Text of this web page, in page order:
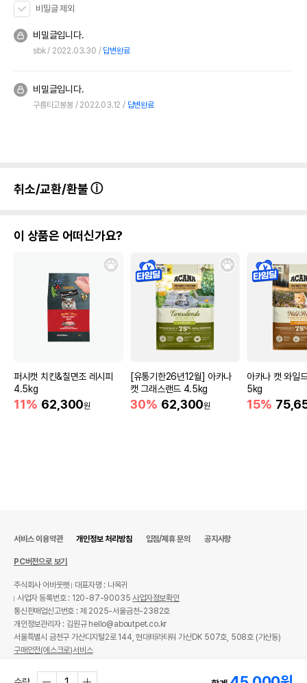
비밀글 제외
비밀글입니다.
sbk 2022.03.30 답변완료
비밀글입니다.
구름타고봉봉 2022.03.12 답변완료
취소/교환/환불
이 상품은 어떠신가요?
퍼시캣 치킨&칠면조 레시피
4.5kg
11% 62,300원
[유통기한26년12월] 아카나
캣 그래스랜드 4.5kg
30% 62,300원
아카나 캣 와일
5kg
15%
서비스 이용약관 개인정보 처리방침 입점/제휴 문의 공지사항
PC버전으로 보기
주식회사 어바웃펫
대표자명 : 나옥귀
사업자 등록번호 : 120-87-90035사업자정보확인
통신판매업신고번호 : 제 2025-서울금천-2382호
개인정보관리자 : 김원규 hello@aboutpet.co.kr
서울특별시 금천구 가산디지털2로 144, 현대테라타워 가산DK 507호, 508호 (가산동)
구매안전(에스크로)서비스